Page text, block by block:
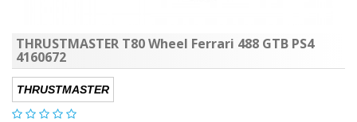
THRUSTMASTER T80 Wheel Ferrari 488 GTB PS4
4160672
THRUSTMASTER